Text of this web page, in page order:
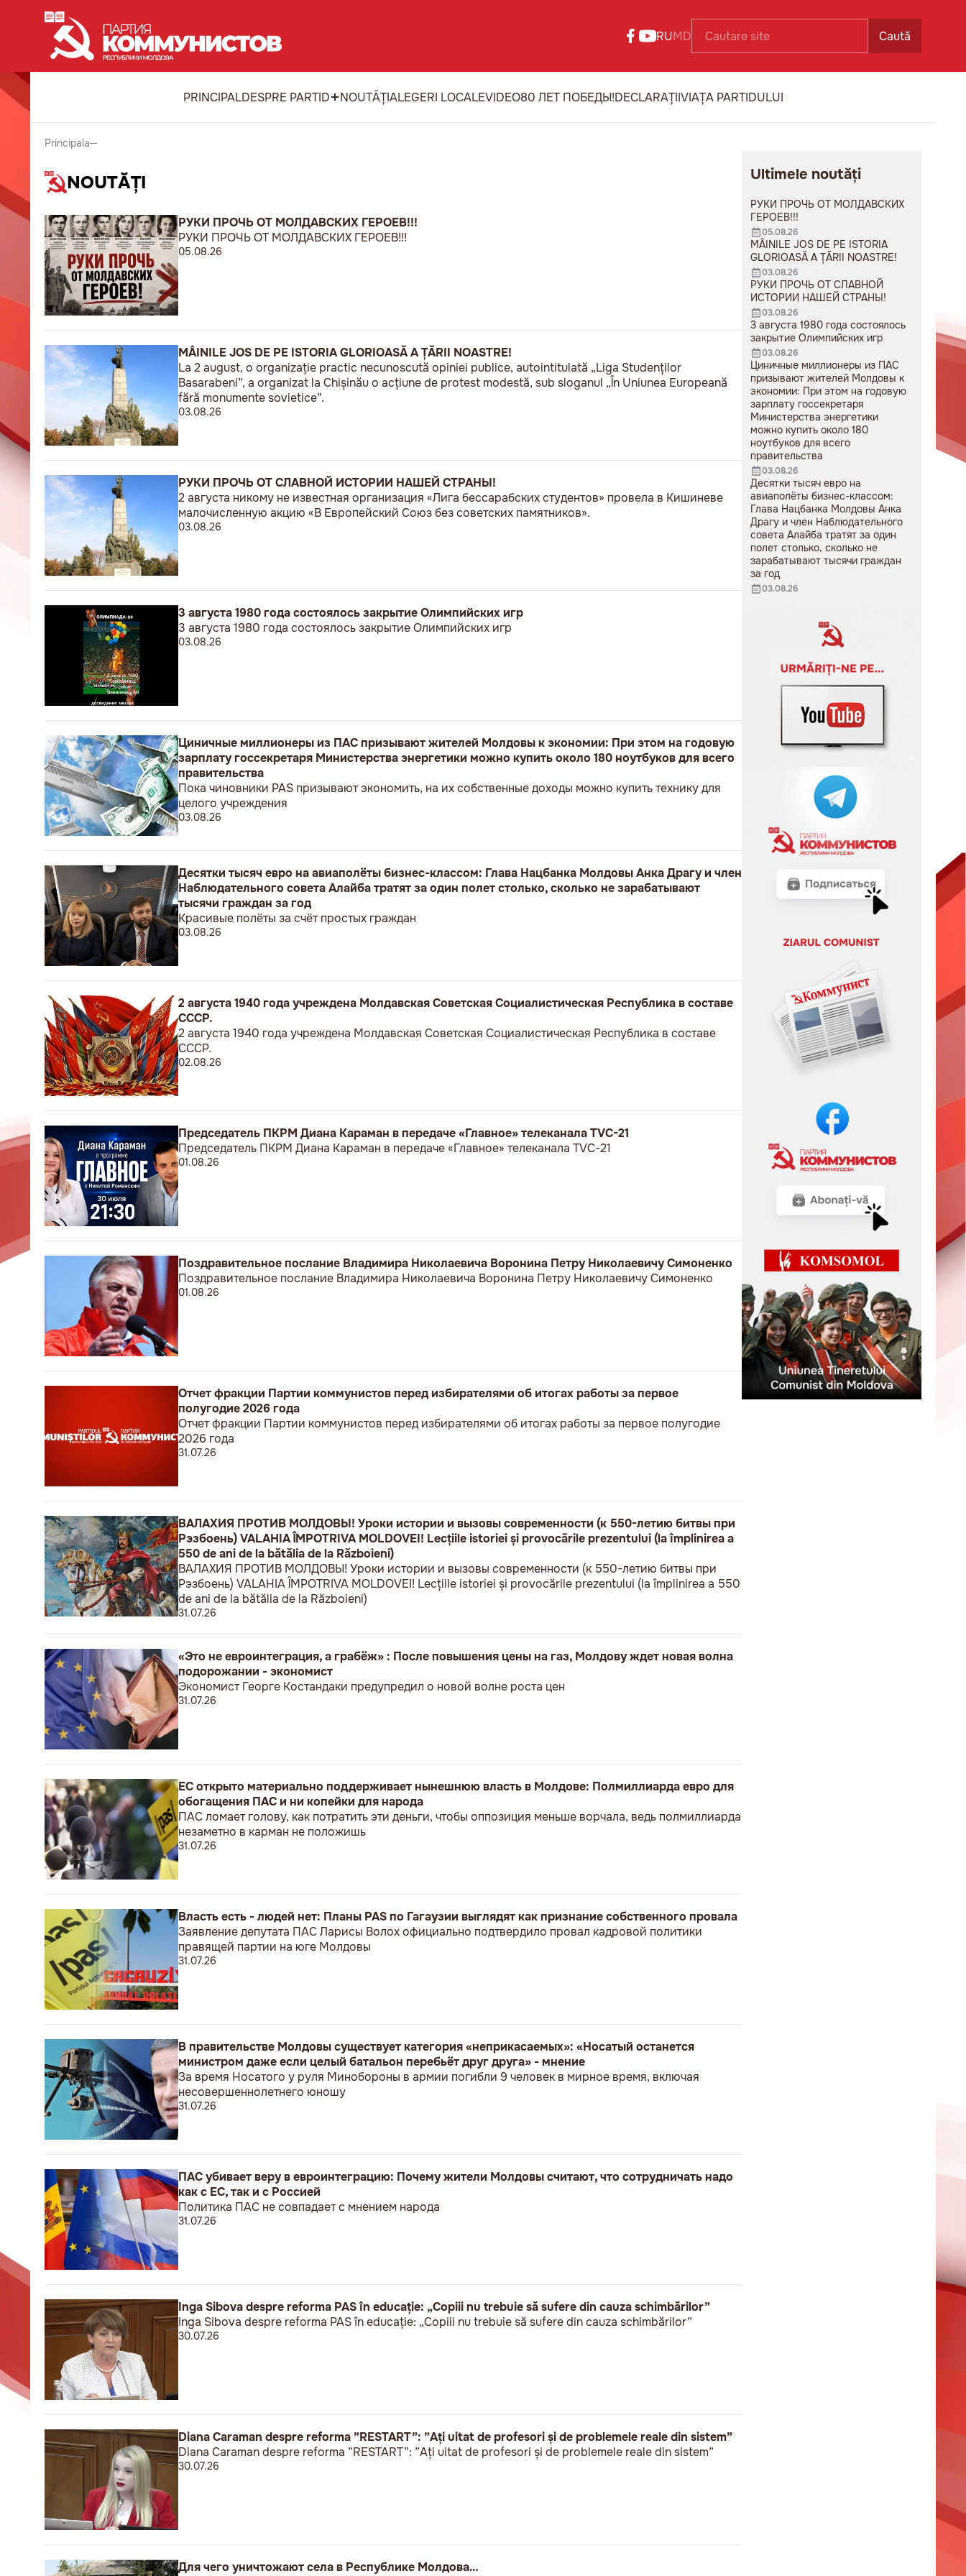
RUMD Caută
PRINCIPALDESPRE PARTID NOUTĂȚIALEGERI LOCALEVIDEO80 ЛЕТ ПОБЕДЫ!DECLARAȚIIVIAȚA PARTIDULUI
Principala
NOUTĂȚI
РУКИ ПРОЧЬ ОТ МОЛДАВСКИХ ГЕРОЕВ!!!
РУКИ ПРОЧЬ ОТ МОЛДАВСКИХ ГЕРОЕВ!!!
05.08.26
MÂINILE JOS DE PE ISTORIA GLORIOASĂ A ȚĂRII NOASTRE!
La 2 august, o organizație practic necunoscută opiniei publice, autointitulată „Liga Studenților
Basarabeni”, a organizat la Chișinău o acțiune de protest modestă, sub sloganul „În Uniunea Europeană
fără monumente sovietice”.
03.08.26
РУКИ ПРОЧЬ ОТ СЛАВНОЙ ИСТОРИИ НАШЕЙ СТРАНЫ!
2 августа никому не известная организация «Лига бессарабских студентов» провела в Кишиневе
малочисленную акцию «В Европейский Союз без советских памятников».
03.08.26
3 августа 1980 года состоялось закрытие Олимпийских игр
3 августа 1980 года состоялось закрытие Олимпийских игр
03.08.26
Циничные миллионеры из ПАС призывают жителей Молдовы к экономии: При этом на годовую
зарплату госсекретаря Министерства энергетики можно купить около 180 ноутбуков для всего
правительства
Пока чиновники PAS призывают экономить, на их собственные доходы можно купить технику для
целого учреждения
03.08.26
Десятки тысяч евро на авиаполёты бизнес-классом: Глава Нацбанка Молдовы Анка Драгу и член
Наблюдательного совета Алайба тратят за один полет столько, сколько не зарабатывают
тысячи граждан за год
Красивые полёты за счёт простых граждан
03.08.26
2 августа 1940 года учреждена Молдавская Советская Социалистическая Республика в составе
СССР.
2 августа 1940 года учреждена Молдавская Советская Социалистическая Республика в составе
СССР.
02.08.26
Председатель ПКРМ Диана Караман в передаче «Главное» телеканала TVC-21
Председатель ПКРМ Диана Караман в передаче «Главное» телеканала TVC-21
01.08.26
Поздравительное послание Владимира Николаевича Воронина Петру Николаевичу Симоненко
Поздравительное послание Владимира Николаевича Воронина Петру Николаевичу Симоненко
01.08.26
Отчет фракции Партии коммунистов перед избирателями об итогах работы за первое
полугодие 2026 года
Отчет фракции Партии коммунистов перед избирателями об итогах работы за первое полугодие
2026 года
31.07.26
ВАЛАХИЯ ПРОТИВ МОЛДОВЫ! Уроки истории и вызовы современности (к 550-летию битвы при
Рэзбоень) VALAHIA ÎMPOTRIVA MOLDOVEI! Lecțiile istoriei și provocările prezentului (la împlinirea a
550 de ani de la bătălia de la Războieni)
ВАЛАХИЯ ПРОТИВ МОЛДОВЫ! Уроки истории и вызовы современности (к 550-летию битвы при
Рэзбоень) VALAHIA ÎMPOTRIVA MOLDOVEI! Lecțiile istoriei și provocările prezentului (la împlinirea a 550
de ani de la bătălia de la Războieni)
31.07.26
«Это не евроинтеграция, а грабёж» : После повышения цены на газ, Молдову ждет новая волна
подорожании - экономист
Экономист Георге Костандаки предупредил о новой волне роста цен
31.07.26
ЕС открыто материально поддерживает нынешнюю власть в Молдове: Полмиллиарда евро для
обогащения ПАС и ни копейки для народа
ПАС ломает голову, как потратить эти деньги, чтобы оппозиция меньше ворчала, ведь полмиллиарда
незаметно в карман не положишь
31.07.26
Власть есть - людей нет: Планы PAS по Гагаузии выглядят как признание собственного провала
Заявление депутата ПАС Ларисы Волох официально подтвердило провал кадровой политики
правящей партии на юге Молдовы
31.07.26
В правительстве Молдовы существует категория «неприкасаемых»: «Носатый останется
министром даже если целый батальон перебьёт друг друга» - мнение
За время Носатого у руля Минобороны в армии погибли 9 человек в мирное время, включая
несовершеннолетнего юношу
31.07.26
ПАС убивает веру в евроинтеграцию: Почему жители Молдовы считают, что сотрудничать надо
как с ЕС, так и с Россией
Политика ПАС не совпадает с мнением народа
31.07.26
Inga Sibova despre reforma PAS în educație: „Copiii nu trebuie să sufere din cauza schimbărilor”
Inga Sibova despre reforma PAS în educație: „Copiii nu trebuie să sufere din cauza schimbărilor”
30.07.26
Diana Caraman despre reforma ”RESTART”: ”Ați uitat de profesori și de problemele reale din sistem”
Diana Caraman despre reforma ”RESTART”: ”Ați uitat de profesori și de problemele reale din sistem”
30.07.26
Для чего уничтожают села в Республике Молдова…
Ultimele noutăți
РУКИ ПРОЧЬ ОТ МОЛДАВСКИХ
ГЕРОЕВ!!!
05.08.26
MÂINILE JOS DE PE ISTORIA
GLORIOASĂ A ȚĂRII NOASTRE!
03.08.26
РУКИ ПРОЧЬ ОТ СЛАВНОЙ
ИСТОРИИ НАШЕЙ СТРАНЫ!
03.08.26
3 августа 1980 года состоялось
закрытие Олимпийских игр
03.08.26
Циничные миллионеры из ПАС
призывают жителей Молдовы к
экономии: При этом на годовую
зарплату госсекретаря
Министерства энергетики
можно купить около 180
ноутбуков для всего
правительства
03.08.26
Десятки тысяч евро на
авиаполёты бизнес-классом:
Глава Нацбанка Молдовы Анка
Драгу и член Наблюдательного
совета Алайба тратят за один
полет столько, сколько не
зарабатывают тысячи граждан
за год
03.08.26